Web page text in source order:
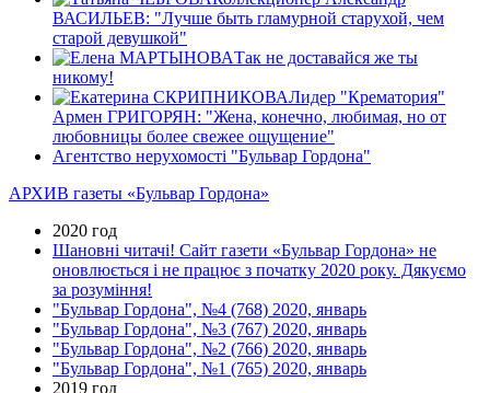
ВАСИЛЬЕВ: "Лучше быть гламурной старухой, чем
старой девушкой"
Так не доставайся же ты
никому!
Лидер "Крематория"
Армен ГРИГОРЯН: "Жена, конечно, любимая, но от
любовницы более свежее ощущение"
Агентство нерухомості "Бульвар Гордона"
АРХИВ газеты «Бульвар Гордона»
2020 год
Шановні читачі! Сайт газети «Бульвар Гордона» не
оновлюється і не працює з початку 2020 року. Дякуємо
за розуміння!
"Бульвар Гордона", №4 (768) 2020, январь
"Бульвар Гордона", №3 (767) 2020, январь
"Бульвар Гордона", №2 (766) 2020, январь
"Бульвар Гордона", №1 (765) 2020, январь
2019 год